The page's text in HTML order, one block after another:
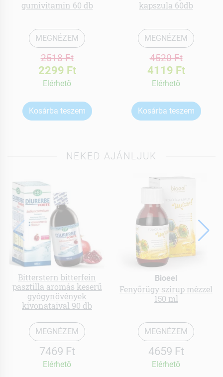
gumivitamin 60 db
MEGNÉZEM
2518 Ft
2299 Ft
Elérhetõ
Kosárba teszem
kapszula 60db
MEGNÉZEM
4520 Ft
4119 Ft
Elérhetõ
Kosárba teszem
NEKED AJÁNLJUK
Bitterstern bitterfein
pasztilla aromás keserű
gyógynövények
kivonataival 90 db
MEGNÉZEM
7469 Ft
Elérhetõ
Bioeel
Fenyőrügy szirup mézzel
150 ml
MEGNÉZEM
4659 Ft
Elérhetõ